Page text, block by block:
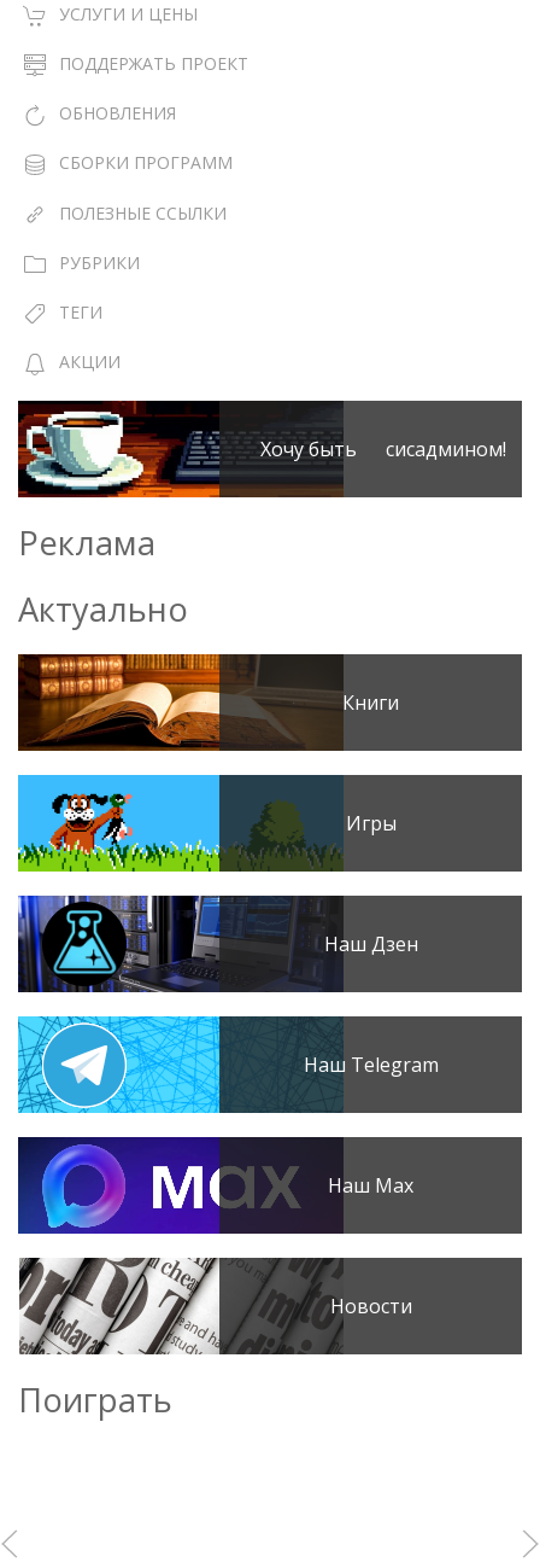
УСЛУГИ И ЦЕНЫ
ПОДДЕРЖАТЬ ПРОЕКТ
ОБНОВЛЕНИЯ
СБОРКИ ПРОГРАММ
ПОЛЕЗНЫЕ ССЫЛКИ
РУБРИКИ
ТЕГИ
АКЦИИ
Хочу быть сисадмином!
Реклама
Актуально
Книги
Игры
Наш Дзен
Наш Telegram
Наш Max
Новости
Поиграть